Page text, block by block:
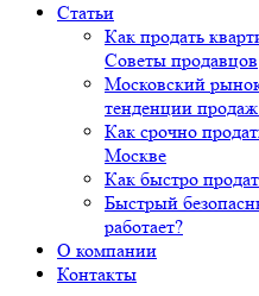
Статьи
Как продать
Советы продавцов
Московский
тенденции
Как срочно
Москве
Как быстро
Быстрый
работает?
О компании
Контакты